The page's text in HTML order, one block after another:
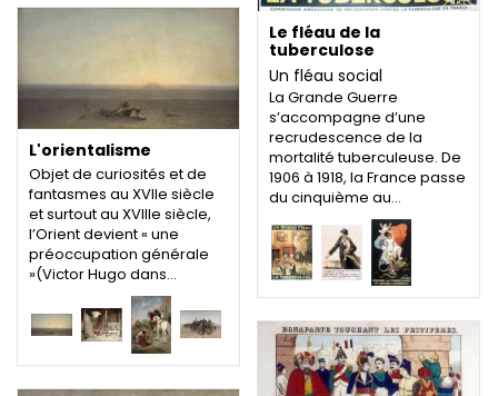
Le fléau de la
tuberculose
Un fléau social
La Grande Guerre
s’accompagne d’une
recrudescence de la
mortalité tuberculeuse. De
1906 à 1918, la France passe
du cinquième au…
L'orientalisme
Objet de curiosités et de
fantasmes au XVIIe siècle
et surtout au XVIIIe siècle,
l’Orient devient « une
préoccupation générale
»(Victor Hugo dans…